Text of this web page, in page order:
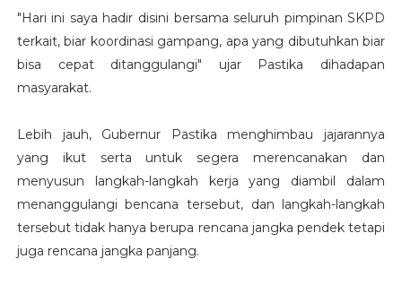
"Hari ini saya hadir disini bersama seluruh pimpinan SKPD
terkait, biar koordinasi gampang, apa yang dibutuhkan biar
bisa cepat ditanggulangi" ujar Pastika dihadapan
masyarakat.
Lebih jauh, Gubernur Pastika menghimbau jajarannya
yang ikut serta untuk segera merencanakan dan
menyusun langkah-langkah kerja yang diambil dalam
menanggulangi bencana tersebut, dan langkah-langkah
tersebut tidak hanya berupa rencana jangka pendek tetapi
juga rencana jangka panjang.